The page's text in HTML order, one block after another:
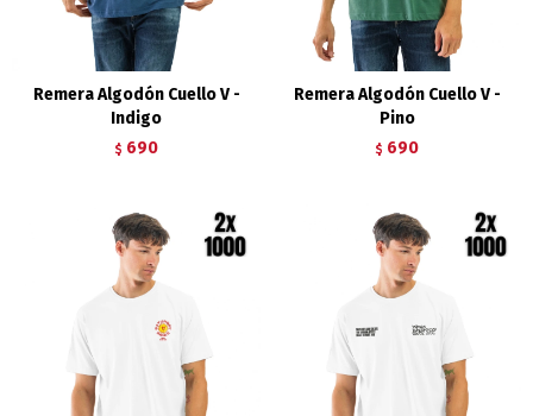
Remera Algodón Cuello V -
Indigo
$ 690
Remera Algodón Cuello V -
Pino
$ 690